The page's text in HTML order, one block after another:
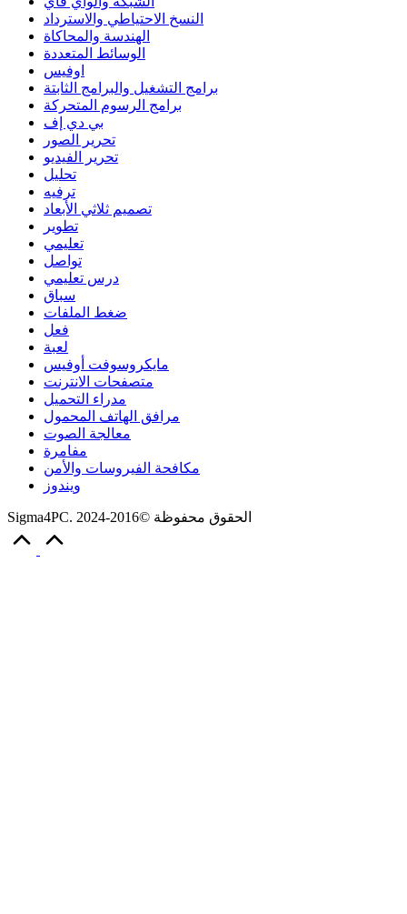
النسخ الاحتياطي والاسترداد
الهندسة والمحاكاة
الوسائط المتعددة
اوفيس
برامج التشغيل والبرامج الثابتة
برامج الرسوم المتحركة
بي دي إف
تحرير الصور
تحرير الفيديو
تحليل
ترفيه
تصميم ثلاثي الأبعاد
تطوير
تعليمي
تواصل
درس تعليمي
سباق
ضغط الملفات
فعل
لعبة
مايكروسوفت أوفيس
متصفحات الانترنت
مدراء التحميل
مرافق الهاتف المحمول
معالجة الصوت
مفامرة
مكافحة الفيروسات والأمن
ويندوز
Sigma4PC. الحقوق محفوظة ©2016-2024